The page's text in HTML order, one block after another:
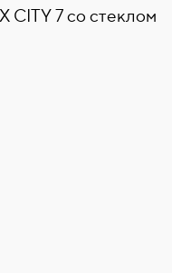
CITY 7 со стеклом